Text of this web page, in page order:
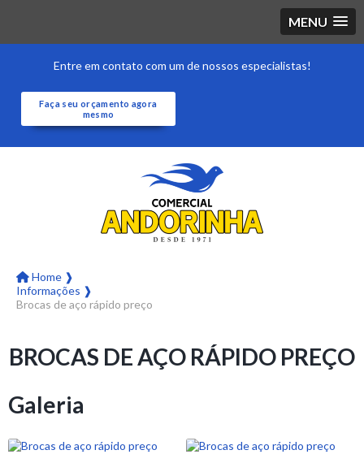
MENU
Entre em contato com um de nossos especialistas!
Faça seu orçamento agora
mesmo
Home ❱
Informações ❱
Brocas de aço rápido preço
BROCAS DE AÇO RÁPIDO PREÇO
Galeria